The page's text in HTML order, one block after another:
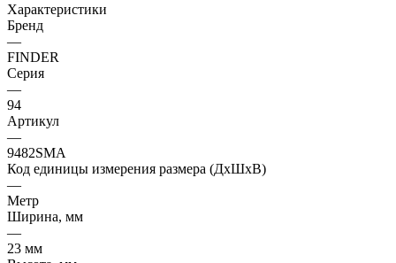
Характеристики
Бренд
—
FINDER
Серия
—
94
Артикул
—
9482SMA
Код единицы измерения размера (ДхШхВ)
—
Метр
Ширина, мм
—
23 мм